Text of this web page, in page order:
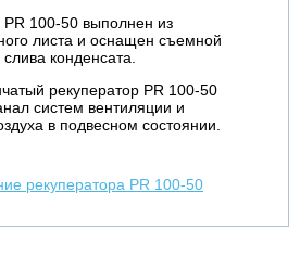
PR 100-50 выполнен из
листа и оснащен съемной
конденсата.
рекуператор PR 100-50
систем вентиляции и
в подвесном состоянии.
рекуператора PR 100-50